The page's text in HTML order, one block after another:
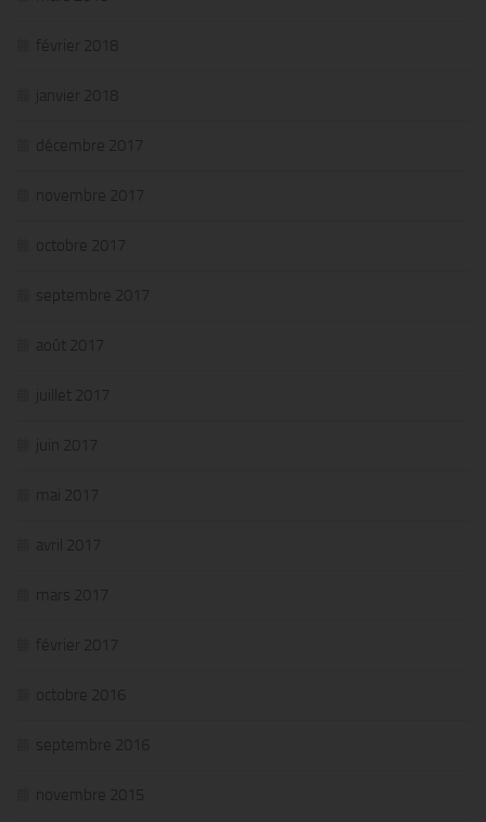
février 2018
janvier 2018
décembre 2017
novembre 2017
octobre 2017
septembre 2017
août 2017
juillet 2017
juin 2017
mai 2017
avril 2017
mars 2017
février 2017
octobre 2016
septembre 2016
novembre 2015